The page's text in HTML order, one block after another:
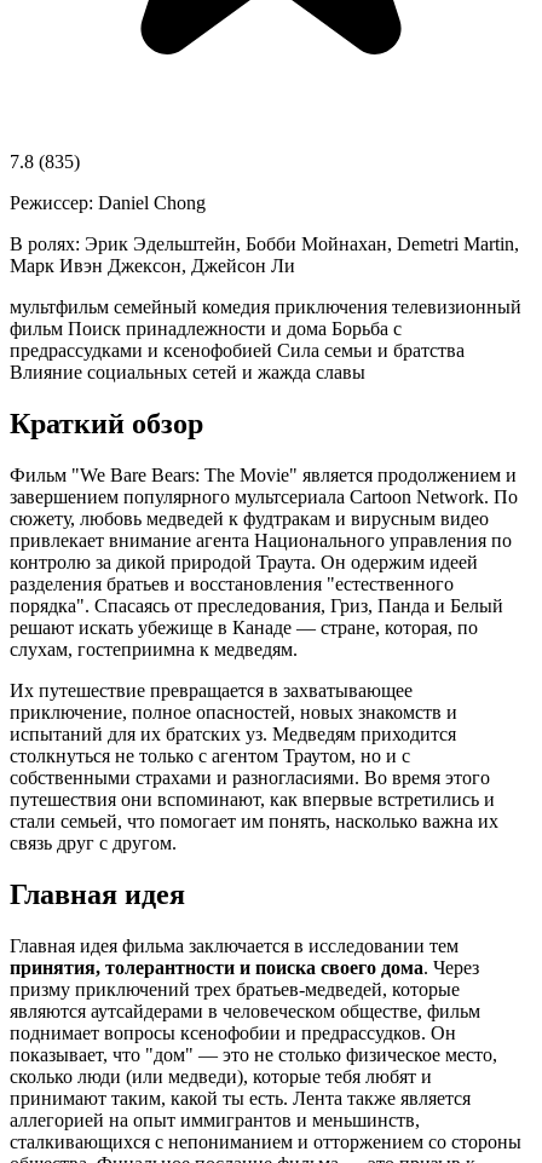
7.8 (835)
Режиссер: Daniel Chong
В ролях: Эрик Эдельштейн, Бобби Мойнахан, Demetri Martin,
Марк Ивэн Джексон, Джейсон Ли
мультфильм семейный комедия приключения телевизионный
фильм Поиск принадлежности и дома Борьба с
предрассудками и ксенофобией Сила семьи и братства
Влияние социальных сетей и жажда славы
Краткий обзор
Фильм "We Bare Bears: The Movie" является продолжением и
завершением популярного мультсериала Cartoon Network. По
сюжету, любовь медведей к фудтракам и вирусным видео
привлекает внимание агента Национального управления по
контролю за дикой природой Траута. Он одержим идеей
разделения братьев и восстановления "естественного
порядка". Спасаясь от преследования, Гриз, Панда и Белый
решают искать убежище в Канаде — стране, которая, по
слухам, гостеприимна к медведям.
Их путешествие превращается в захватывающее
приключение, полное опасностей, новых знакомств и
испытаний для их братских уз. Медведям приходится
столкнуться не только с агентом Траутом, но и с
собственными страхами и разногласиями. Во время этого
путешествия они вспоминают, как впервые встретились и
стали семьей, что помогает им понять, насколько важна их
связь друг с другом.
Главная идея
Главная идея фильма заключается в исследовании тем
принятия, толерантности и поиска своего дома. Через
призму приключений трех братьев-медведей, которые
являются аутсайдерами в человеческом обществе, фильм
поднимает вопросы ксенофобии и предрассудков. Он
показывает, что "дом" — это не столько физическое место,
сколько люди (или медведи), которые тебя любят и
принимают таким, какой ты есть. Лента также является
аллегорией на опыт иммигрантов и меньшинств,
сталкивающихся с непониманием и отторжением со стороны